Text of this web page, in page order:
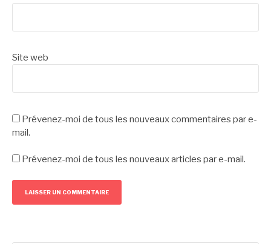
Site web
Prévenez-moi de tous les nouveaux commentaires par e-
mail.
Prévenez-moi de tous les nouveaux articles par e-mail.